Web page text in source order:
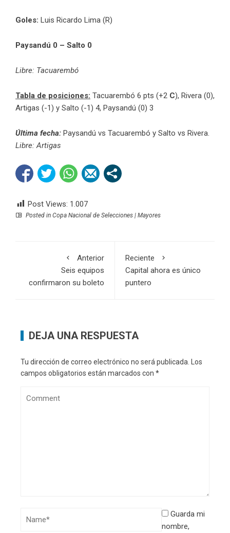
Goles: Luis Ricardo Lima (R)
Paysandú 0 – Salto 0
Libre: Tacuarembó
Tabla de posiciones: Tacuarembó 6 pts (+2 C), Rivera (0),
Artigas (-1) y Salto (-1) 4, Paysandú (0) 3
Última fecha: Paysandú vs Tacuarembó y Salto vs Rivera.
Libre: Artigas
Post Views: 1.007
Posted in Copa Nacional de Selecciones | Mayores
Anterior
Seis equipos
confirmaron su boleto
Reciente
Capital ahora es único
puntero
DEJA UNA RESPUESTA
Tu dirección de correo electrónico no será publicada.
Los
campos obligatorios están marcados con *
Guarda mi
nombre,